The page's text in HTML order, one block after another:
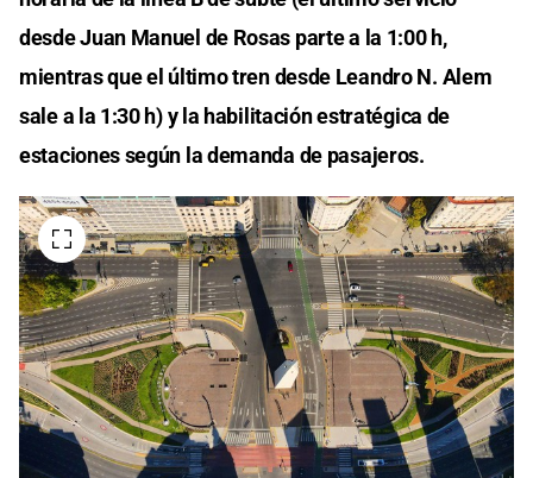
desde Juan Manuel de Rosas parte a la 1:00 h,
mientras que el último tren desde Leandro N. Alem
sale a la 1:30 h) y la habilitación estratégica de
estaciones según la demanda de pasajeros.